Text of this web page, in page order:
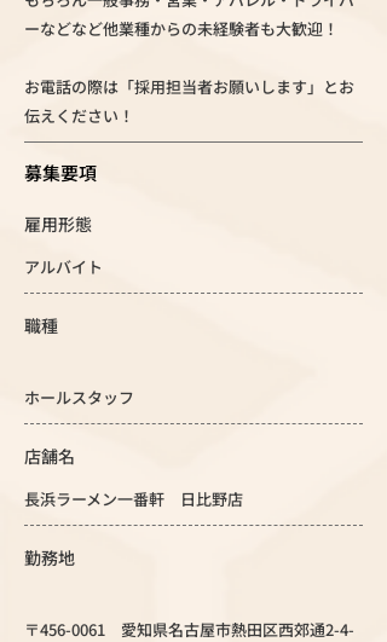
ーなどなど他業種からの未経験者も大歓迎！
お電話の際は「採用担当者お願いします」とお
伝えください！
募集要項
雇用形態
アルバイト
職種
ホールスタッフ
店舗名
長浜ラーメン一番軒 日比野店
勤務地
〒456-0061 愛知県名古屋市熱田区西郊通2-4-